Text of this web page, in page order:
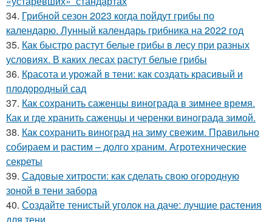
34. Грибной сезон 2023 когда пойдут грибы по
календарю. Лунный календарь грибника на 2022 год
35. Как быстро растут белые грибы в лесу при разных
условиях. В каких лесах растут белые грибы
36. Красота и урожай в тени: как создать красивый и
плодородный сад
37. Как сохранить саженцы винограда в зимнее время.
Как и где хранить саженцы и черенки винограда зимой.
38. Как сохранить виноград на зиму свежим. Правильно
собираем и растим – долго храним. Агротехнические
секреты
39. Садовые хитрости: как сделать свою огородную
зоной в тени забора
40. Создайте тенистый уголок на даче: лучшие растения